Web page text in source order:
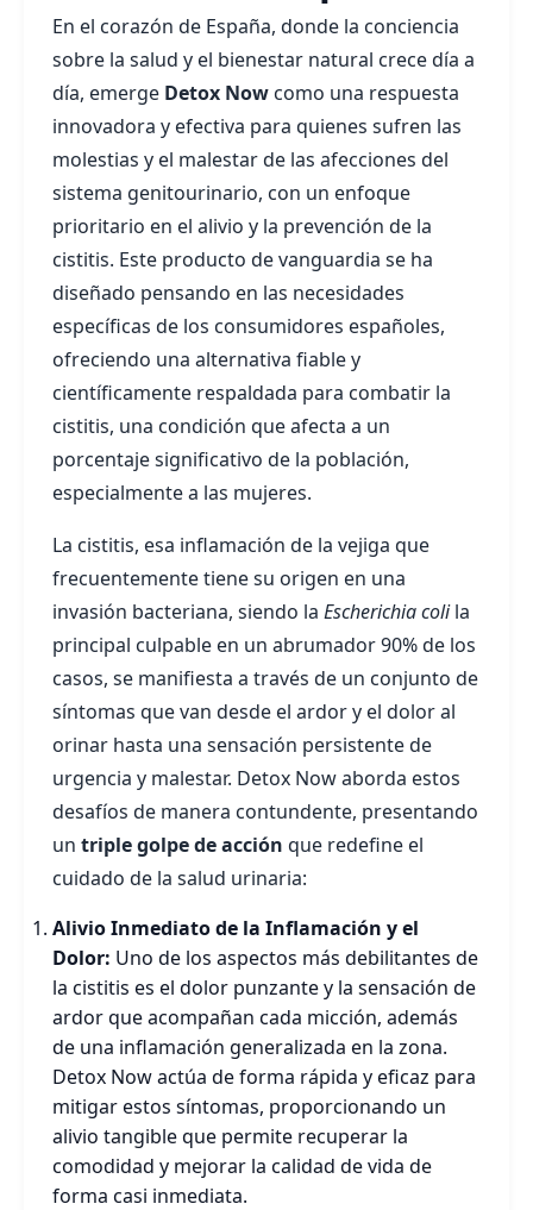
En el corazón de España, donde la conciencia
sobre la salud y el bienestar natural crece día a
día, emerge Detox Now como una respuesta
innovadora y efectiva para quienes sufren las
molestias y el malestar de las afecciones del
sistema genitourinario, con un enfoque
prioritario en el alivio y la prevención de la
cistitis. Este producto de vanguardia se ha
diseñado pensando en las necesidades
específicas de los consumidores españoles,
ofreciendo una alternativa fiable y
científicamente respaldada para combatir la
cistitis, una condición que afecta a un
porcentaje significativo de la población,
especialmente a las mujeres.
La cistitis, esa inflamación de la vejiga que
frecuentemente tiene su origen en una
invasión bacteriana, siendo la Escherichia colila
principal culpable en un abrumador 90% de los
casos, se manifiesta a través de un conjunto de
síntomas que van desde el ardor y el dolor al
orinar hasta una sensación persistente de
urgencia y malestar. Detox Now aborda estos
desafíos de manera contundente, presentando
un triple golpe de acción que redefine el
cuidado de la salud urinaria:
Alivio Inmediato de la Inflamación y el
Dolor: Uno de los aspectos más debilitantes de
la cistitis es el dolor punzante y la sensación de
ardor que acompañan cada micción, además
de una inflamación generalizada en la zona.
Detox Now actúa de forma rápida y eficaz para
mitigar estos síntomas, proporcionando un
alivio tangible que permite recuperar la
comodidad y mejorar la calidad de vida de
forma casi inmediata.